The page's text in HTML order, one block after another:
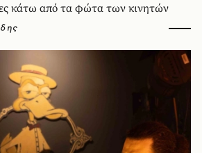
κάτω από τα φώτα των κινητών